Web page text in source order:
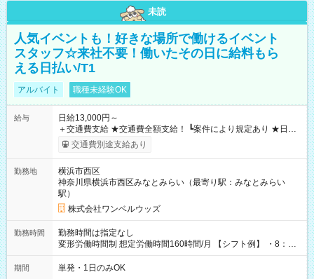
未読
人気イベントも！好きな場所で働けるイベント
スタッフ☆来社不要！働いたその日に給料もら
える日払い/T1
アルバイト 職種未経験OK
給与
日給13,000円～
＋交通費支給 ★交通費全額支給！ ┗案件により規定あり ★日払
いOK！（規定あり） ┗働いたその日に現金GET♪ お仕事後はコ
ンビニATMから 日払い分を引き落とせます！ 【試用期間】試
交通費別途支給あり
勤務地
横浜市西区
神奈川県横浜市西区みなとみらい（最寄り駅：みなとみらい
駅）
株式会社ワンベルウッズ
勤務時間
勤務時間は指定なし
変形労働時間制 想定労働時間160時間/月 【シフト例】 ・8：00
～21：00
期間 単発・1日のみOK